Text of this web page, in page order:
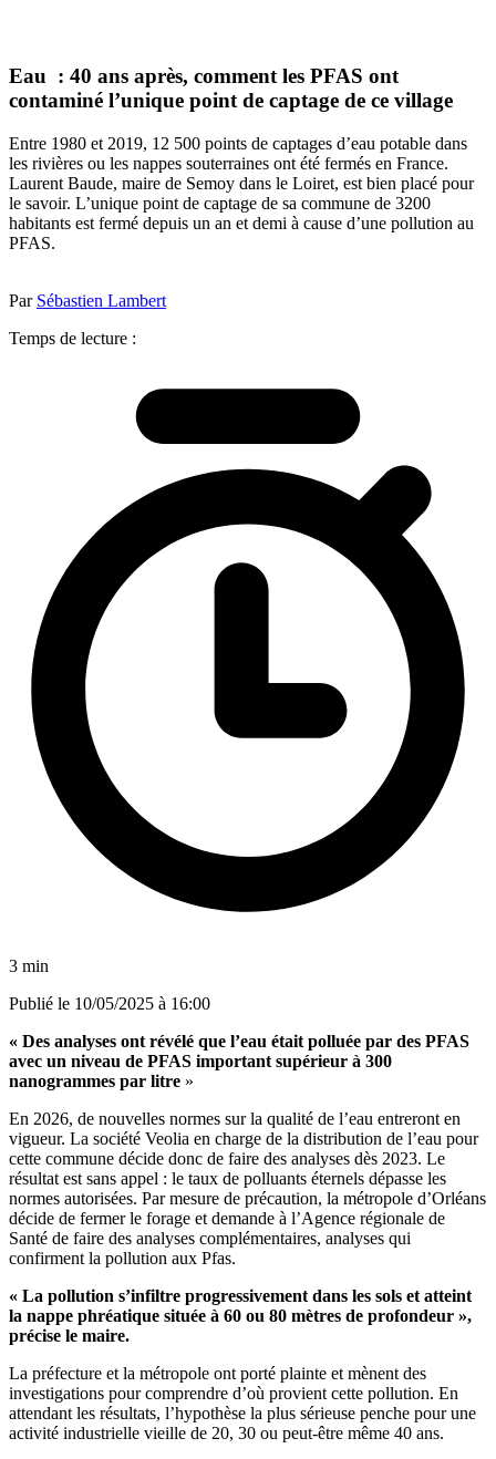
Eau : 40 ans après, comment les PFAS ont
contaminé l’unique point de captage de ce village
Entre 1980 et 2019, 12 500 points de captages d’eau potable dans
les rivières ou les nappes souterraines ont été fermés en France.
Laurent Baude, maire de Semoy dans le Loiret, est bien placé pour
le savoir. L’unique point de captage de sa commune de 3200
habitants est fermé depuis un an et demi à cause d’une pollution au
PFAS.
Par Sébastien Lambert
Temps de lecture :
3 min
Publié le 10/05/2025 à 16:00
« Des analyses ont révélé que l’eau était polluée par des PFAS
avec un niveau de PFAS important supérieur à 300
nanogrammes par litre »
En 2026, de nouvelles normes sur la qualité de l’eau entreront en
vigueur. La société Veolia en charge de la distribution de l’eau pour
cette commune décide donc de faire des analyses dès 2023. Le
résultat est sans appel : le taux de polluants éternels dépasse les
normes autorisées. Par mesure de précaution, la métropole d’Orléans
décide de fermer le forage et demande à l’Agence régionale de
Santé de faire des analyses complémentaires, analyses qui
confirment la pollution aux Pfas.
« La pollution s’infiltre progressivement dans les sols et atteint
la nappe phréatique située à 60 ou 80 mètres de profondeur »,
précise le maire.
La préfecture et la métropole ont porté plainte et mènent des
investigations pour comprendre d’où provient cette pollution. En
attendant les résultats, l’hypothèse la plus sérieuse penche pour une
activité industrielle vieille de 20, 30 ou peut-être même 40 ans.